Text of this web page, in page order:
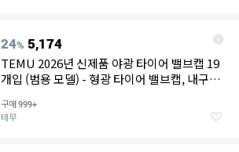
24% 5,174
TEMU 2026년 신제품 야광 타이어 밸브캡 19
개입 (범용 모델) - 형광 타이어 밸브캡, 내구성
트럭 및 기타 자동차 제품과 같은 다양한 장식
용 액세서리에 적합 - 야광 타이어 밸브캡 - 밸
구매999+
테무